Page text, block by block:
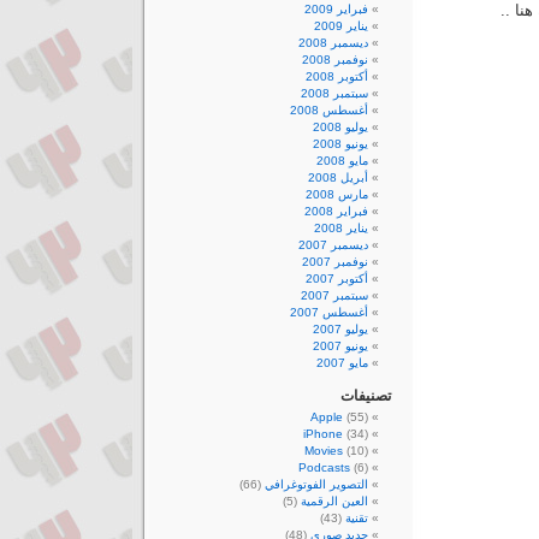
..
فبراير 2009
يناير 2009
ديسمبر 2008
نوفمبر 2008
أكتوبر 2008
سبتمبر 2008
أغسطس 2008
يوليو 2008
يونيو 2008
مايو 2008
أبريل 2008
مارس 2008
فبراير 2008
يناير 2008
ديسمبر 2007
نوفمبر 2007
أكتوبر 2007
سبتمبر 2007
أغسطس 2007
يوليو 2007
يونيو 2007
مايو 2007
تصنيفات
Apple (55)
iPhone (34)
Movies (10)
Podcasts (6)
التصوير الفوتوغرافي (66)
العين الرقمية (5)
تقنية (43)
جديد صوري (48)